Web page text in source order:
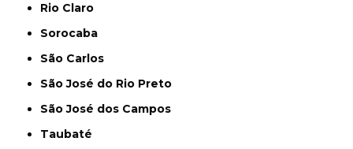
Rio Claro
Sorocaba
São Carlos
São José do Rio Preto
São José dos Campos
Taubaté